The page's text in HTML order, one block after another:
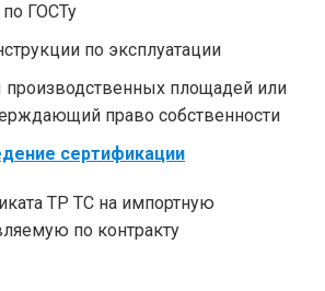
по ГОСТу
по эксплуатации
площадей или
право собственности
сертификации
ТР ТС на импортную
по контракту